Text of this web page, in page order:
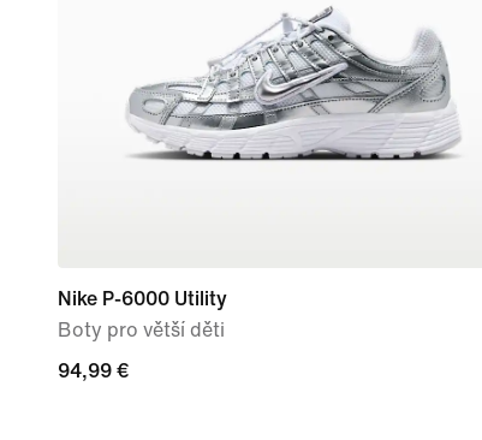
Nike P-6000 Utility
Boty pro větší děti
94,99 €
94,99 €